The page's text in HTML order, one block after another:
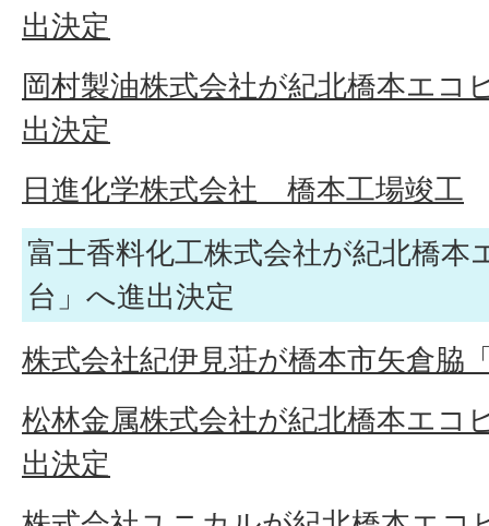
出決定
岡村製油株式会社が紀北橋本エコ
出決定
日進化学株式会社 橋本工場竣工
富士香料化工株式会社が紀北橋本
台」へ進出決定
株式会社紀伊見荘が橋本市矢倉脇
松林金属株式会社が紀北橋本エコ
出決定